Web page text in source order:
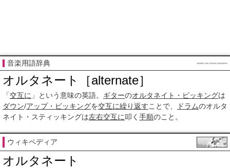
音楽用語辞典
オルタネート［alternate］
「交互に 」という意味の英語。 ギターのオルタネイト・ピッキングは
ダウン/アップ・ピッキングを交互に繰り返すことで、 ドラムのオルタ
ネイト・スティッキングは左右交互に叩く 手順のこと。
ウィキペディア
オルタネート